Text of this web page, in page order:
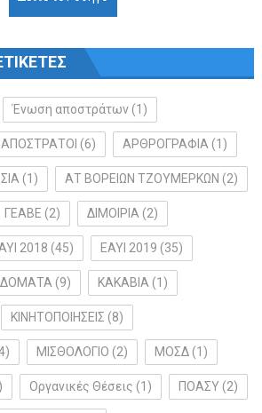
Ένωση αποστράτων(1)
ΑΠΟΣΤΡΑΤΟΙ (6) ΑΡΘΡΟΓΡΑΦΙΑ (1)
(1) ΑΤ ΒΟΡΕΙΩΝ ΤΖΟΥΜΕΡΚΩΝ (2)
ΓΕΑΒΕ (2) ΔΙΜΟΙΡΙΑ (2)
2018 (45) ΕΑΥΙ 2019 (35)
(9) ΚΑΚΑΒΙΑ (1)
ΚΙΝΗΤΟΠΟΙΗΣΕΙΣ (8)
ΜΙΣΘΟΛΟΓΙΟ (2) ΜΟΣΔ(1)
Οργανικές Θέσεις (1) ΠΟΑΣΥ(2)